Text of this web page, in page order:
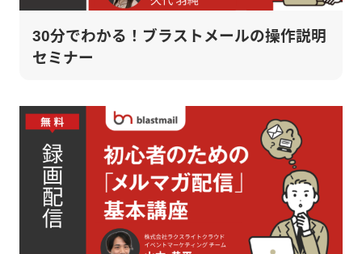
30分でわかる！ブラストメールの操作説明
セミナー